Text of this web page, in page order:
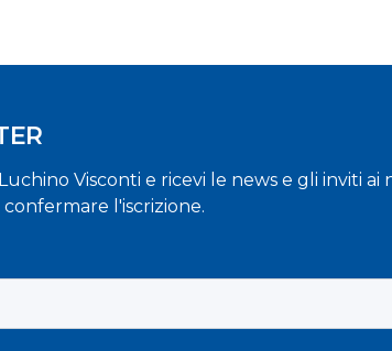
Visconti e ricevi le news e gli inviti
l'iscrizione.